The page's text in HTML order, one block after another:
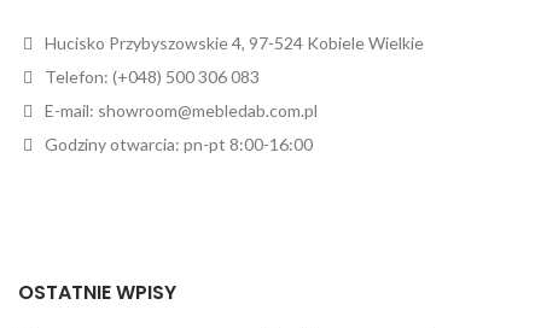
Hucisko Przybyszowskie 4, 97-524 Kobiele Wielkie
Telefon: (+048) 500 306 083
E-mail: showroom@mebledab.com.pl
Godziny otwarcia: pn-pt 8:00-16:00
OSTATNIE WPISY